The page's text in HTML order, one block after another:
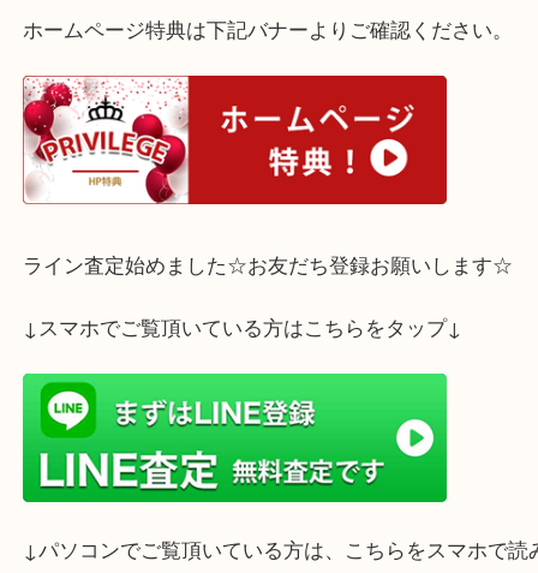
ルイ・ヴィトンは中古市場でも人気が高いブランド
ルイ・ヴィトンのスピーディを売られるならぜひ大
ーパ２店をご利用下さいませ。
ホームページ特典は下記バナーよりご確認ください